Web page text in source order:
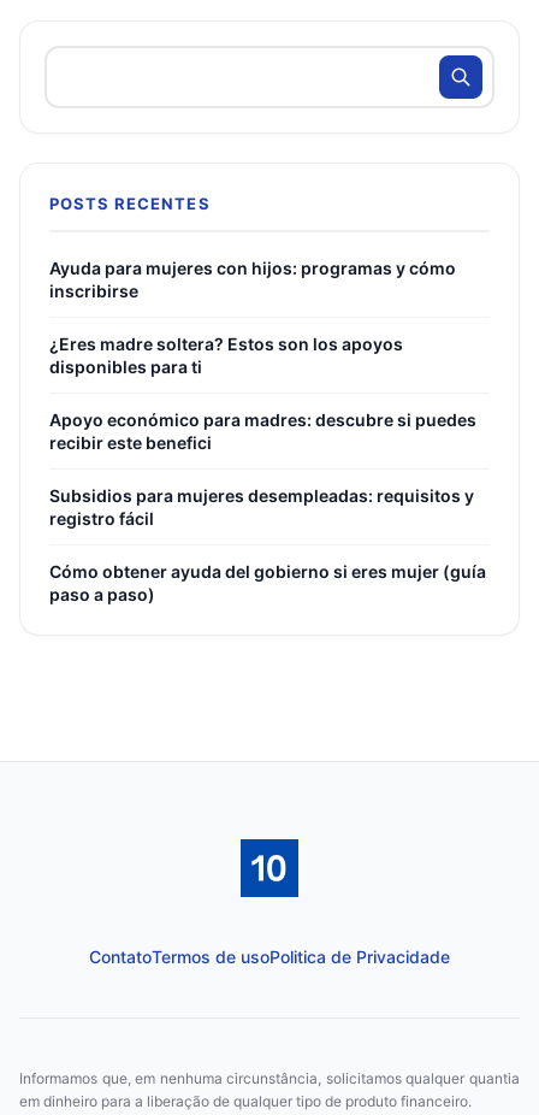
POSTS RECENTES
Ayuda para mujeres con hijos: programas y cómo
inscribirse
¿Eres madre soltera? Estos son los apoyos
disponibles para ti
Apoyo económico para madres: descubre si puedes
recibir este benefici
Subsidios para mujeres desempleadas: requisitos y
registro fácil
Cómo obtener ayuda del gobierno si eres mujer (guía
paso a paso)
ContatoTermos de usoPolitica de Privacidade
Informamos que, em nenhuma circunstância, solicitamos qualquer quantia
em dinheiro para a liberação de qualquer tipo de produto financeiro.